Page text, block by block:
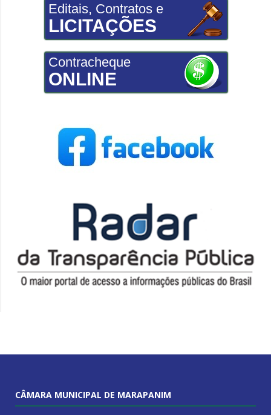
Editais, Contratos e
LICITAÇÕES
Contracheque
ONLINE
CÂMARA MUNICIPAL DE MARAPANIM